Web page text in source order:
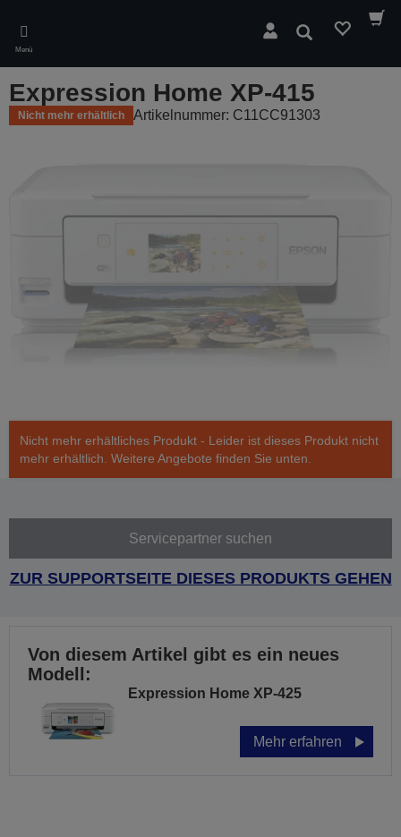
main
content
Menü
Suchen
Expression Home XP-415
Nicht mehr erhältlich Artikelnummer: C11CC91303
Nicht mehr erhältliches Produkt - Leider ist dieses Produkt nicht
mehr erhältlich. Weitere Angebote finden Sie unten.
Servicepartner suchen
ZUR SUPPORTSEITE DIESES PRODUKTS GEHEN
Von diesem Artikel gibt es ein neues
Modell:
Expression Home XP-425
Mehr erfahren